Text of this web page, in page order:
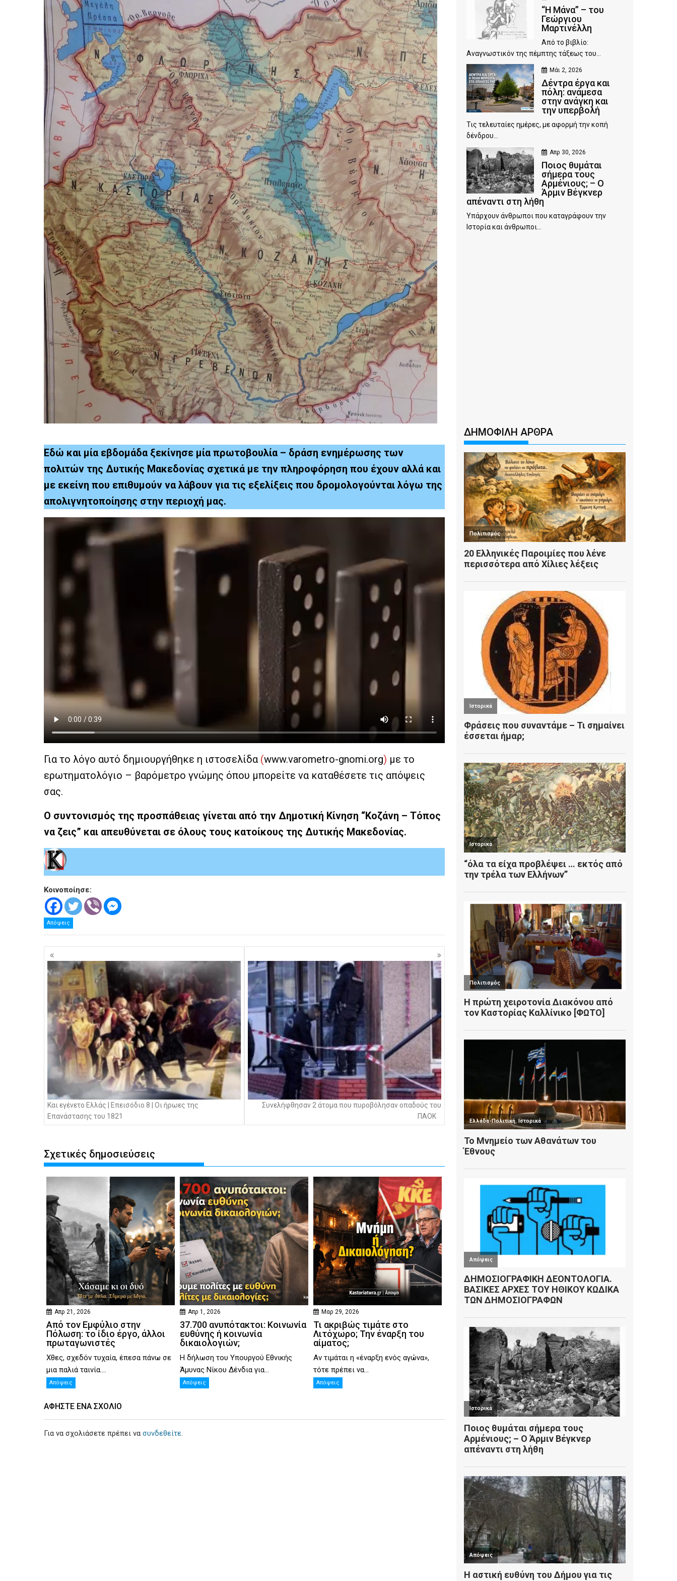
Εδώ και μία εβδομάδα ξεκίνησε μία πρωτοβουλία – δράση ενημέρωσης των
πολιτών της Δυτικής Μακεδονίας σχετικά με την πληροφόρηση που έχουν αλλά και
με εκείνη που επιθυμούν να λάβουν για τις εξελίξεις που δρομολογούνται λόγω της
απολιγνητοποίησης στην περιοχή μας.
Για το λόγο αυτό δημιουργήθηκε η ιστοσελίδα (www.varometro-gnomi.org) με το
ερωτηματολόγιο – βαρόμετρο γνώμης όπου μπορείτε να καταθέσετε τις απόψεις
σας.
Ο συντονισμός της προσπάθειας γίνεται από την Δημοτική Κίνηση “Κοζάνη – Τόπος
να ζεις” και απευθύνεται σε όλους τους κατοίκους της Δυτικής Μακεδονίας.
Κοινοποίησε:
Απόψεις
Πλοήγηση
άρθρων
Και εγένετο Ελλάς | Επεισόδιο 8 | Οι ήρωες της
Επανάστασης του 1821
Συνελήφθησαν 2 άτομα που πυροβόλησαν οπαδούς του
ΠΑΟΚ
Σχετικές δημοσιεύσεις
Απρ 21, 2026
Από τον Εμφύλιο στην
Πόλωση: το ίδιο έργο, άλλοι
πρωταγωνιστές
Χθες, σχεδόν τυχαία, έπεσα πάνω σε
μια παλιά ταινία....
Απόψεις
Απρ 1, 2026
37.700 ανυπότακτοι: Κοινωνία
ευθύνης ή κοινωνία
δικαιολογιών;
Η δήλωση του Υπουργού Εθνικής
Άμυνας Νίκου Δένδια για...
Απόψεις
Μαρ 29, 2026
Τι ακριβώς τιμάτε στο
Λιτόχωρο; Την έναρξη του
αίματος;
Αν τιμάται η «έναρξη ενός αγώνα»,
τότε πρέπει να...
Απόψεις
ΑΦΉΣΤΕ ΕΝΑ ΣΧΌΛΙΟ
Για να σχολιάσετε πρέπει να συνδεθείτε.
“Η Μάνα” – του
Γεώργιου
Μαρτινέλλη
Από το βιβλίο:
Αναγνωστικόν της πέμπτης τάξεως του...
Μάι 2, 2026
Δέντρα έργα και
πόλη: ανάμεσα
στην ανάγκη και
την υπερβολή
Τις τελευταίες ημέρες, με αφορμή την κοπή
δένδρου...
Απρ 30, 2026
Ποιος θυμάται
σήμερα τους
Αρμένιους; – Ο
Άρμιν Βέγκνερ
απέναντι στη λήθη
Υπάρχουν άνθρωποι που καταγράφουν την
Ιστορία και άνθρωποι...
ΔΗΜΟΦΙΛΗ ΑΡΘΡΑ